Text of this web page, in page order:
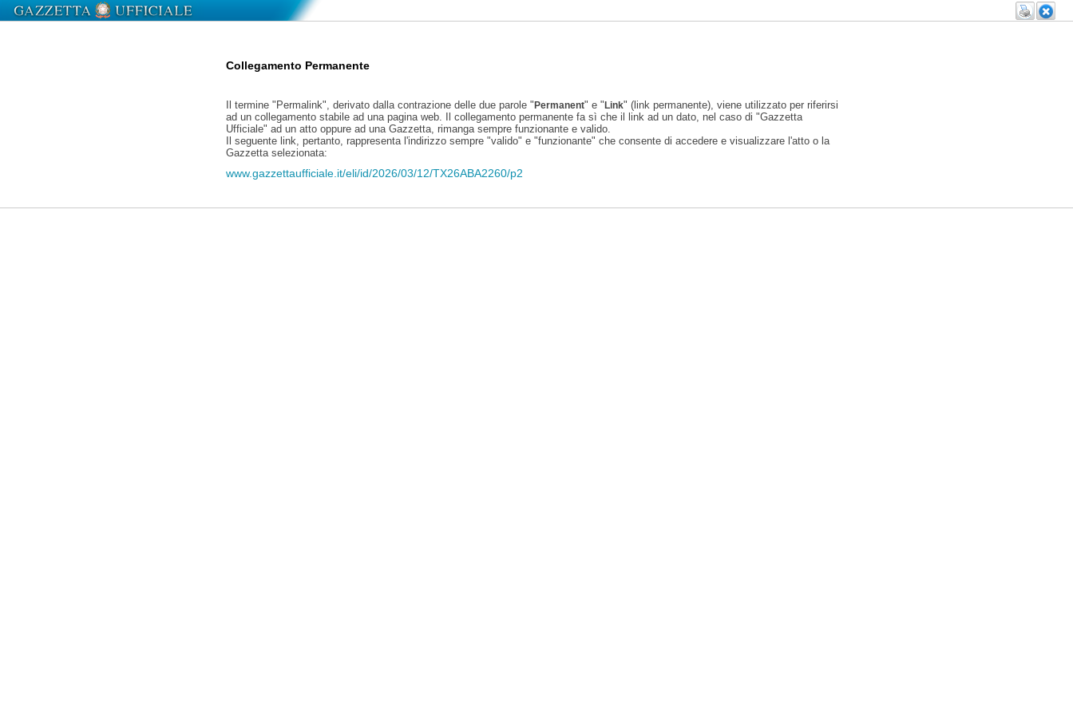
Collegamento Permanente
Il termine "Permalink", derivato dalla contrazione delle due parole "Permanent" e "Link" (link permanente), viene utilizzato per riferirsi
ad un collegamento stabile ad una pagina web. Il collegamento permanente fa sì che il link ad un dato, nel caso di "Gazzetta
Ufficiale" ad un atto oppure ad una Gazzetta, rimanga sempre funzionante e valido.
Il seguente link, pertanto, rappresenta l'indirizzo sempre "valido" e "funzionante" che consente di accedere e visualizzare l'atto o la
Gazzetta selezionata:
www.gazzettaufficiale.it/eli/id/2026/03/12/TX26ABA2260/p2